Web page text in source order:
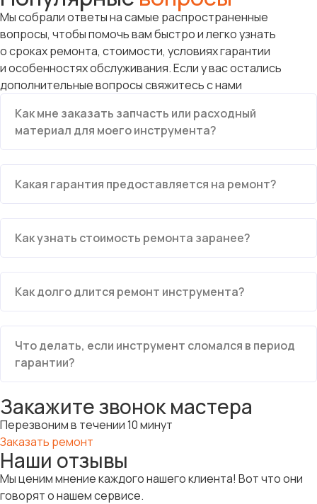
Мы собрали ответы на самые распространенные
вопросы, чтобы помочь вам быстро и легко узнать
о сроках ремонта, стоимости, условиях гарантии
и особенностях обслуживания. Если у вас остались
дополнительные вопросы свяжитесь с нами
Как мне заказать запчасть или расходный
материал для моего инструмента?
Какая гарантия предоставляется на ремонт?
Как узнать стоимость ремонта заранее?
Как долго длится ремонт инструмента?
Что делать, если инструмент сломался в период
гарантии?
Закажите звонок мастера
Перезвоним в течении 10 минут
Заказать ремонт
Наши отзывы
Мы ценим мнение каждого нашего клиента! Вот что они
говорят о нашем сервисе.